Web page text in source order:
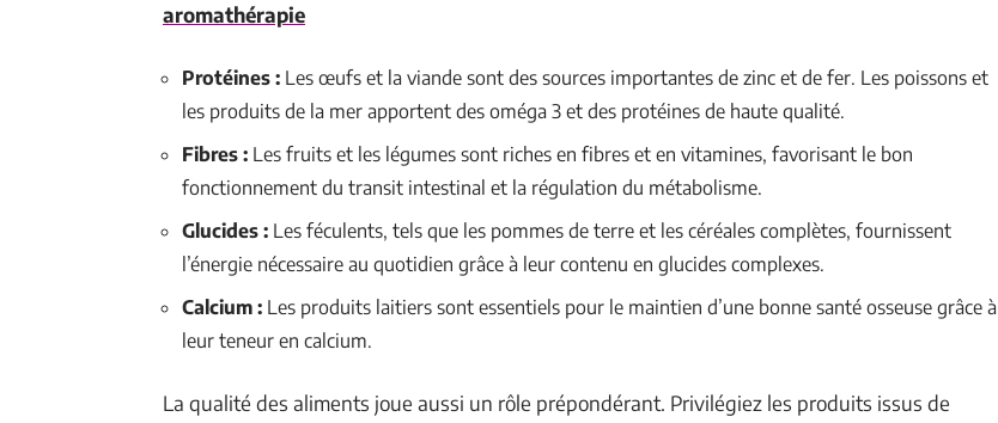
aromathérapie
Protéines : Les œufs et la viande sont des sources importantes de zinc et de fer. Les poissons et
les produits de la mer apportent des oméga 3 et des protéines de haute qualité.
Fibres : Les fruits et les légumes sont riches en fibres et en vitamines, favorisant le bon
fonctionnement du transit intestinal et la régulation du métabolisme.
Glucides : Les féculents, tels que les pommes de terre et les céréales complètes, fournissent
l’énergie nécessaire au quotidien grâce à leur contenu en glucides complexes.
Calcium : Les produits laitiers sont essentiels pour le maintien d’une bonne santé osseuse grâce à
leur teneur en calcium.
La qualité des aliments joue aussi un rôle prépondérant. Privilégiez les produits issus de